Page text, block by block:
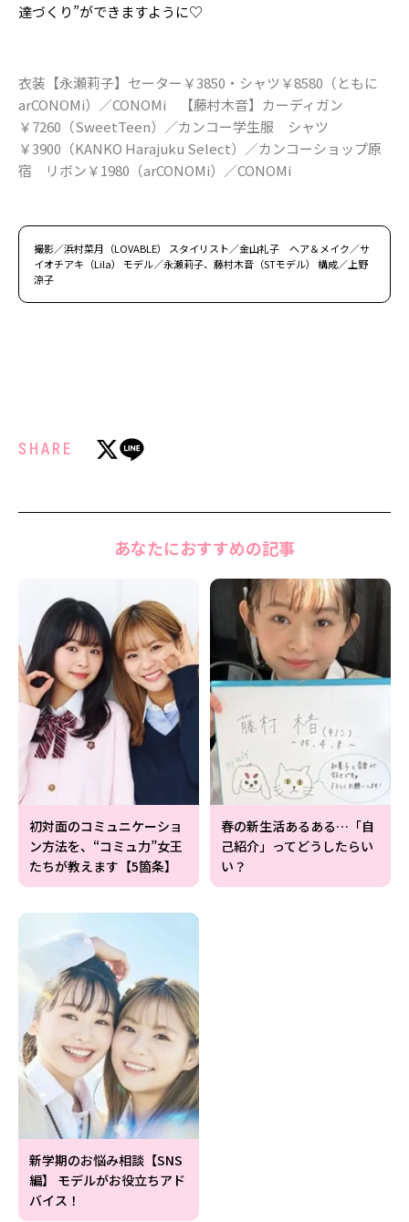
達づくり”ができますように♡
衣装【永瀬莉子】セーター￥3850・シャツ￥8580（ともに
arCONOMi）／CONOMi 【藤村木音】カーディガン
￥7260（SweetTeen）／カンコー学生服 シャツ
￥3900（KANKO Harajuku Select）／カンコーショップ原
宿 リボン￥1980（arCONOMi）／CONOMi
撮影／浜村菜月（LOVABLE） スタイリスト／金山礼子 ヘア＆メイク／サ
イオチアキ（Lila） モデル／永瀬莉子、藤村木音（STモデル） 構成／上野
涼子
SHARE
あなたにおすすめの記事
初対面のコミュニケーショ
ン方法を、“コミュ力”女王
たちが教えます【5箇条】
春の新生活あるある…「自
己紹介」ってどうしたらい
い？
新学期のお悩み相談【SNS
編】 モデルがお役立ちアド
バイス！